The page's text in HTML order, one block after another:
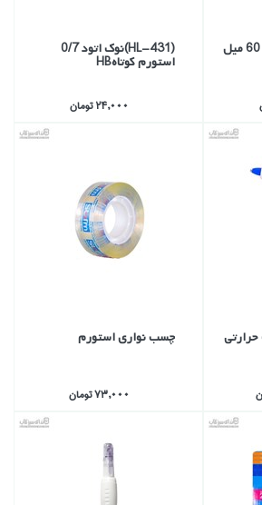
(HL-431)نوك اتود 0/7
استورم كوتاهHB
24,000 تومان
حرارتي چسب نواري استورم
73,000 تومان